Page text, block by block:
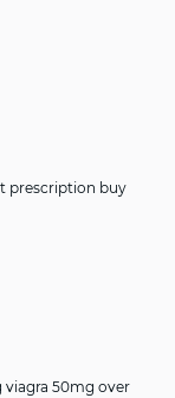
prescription buy
viagra 50mg over